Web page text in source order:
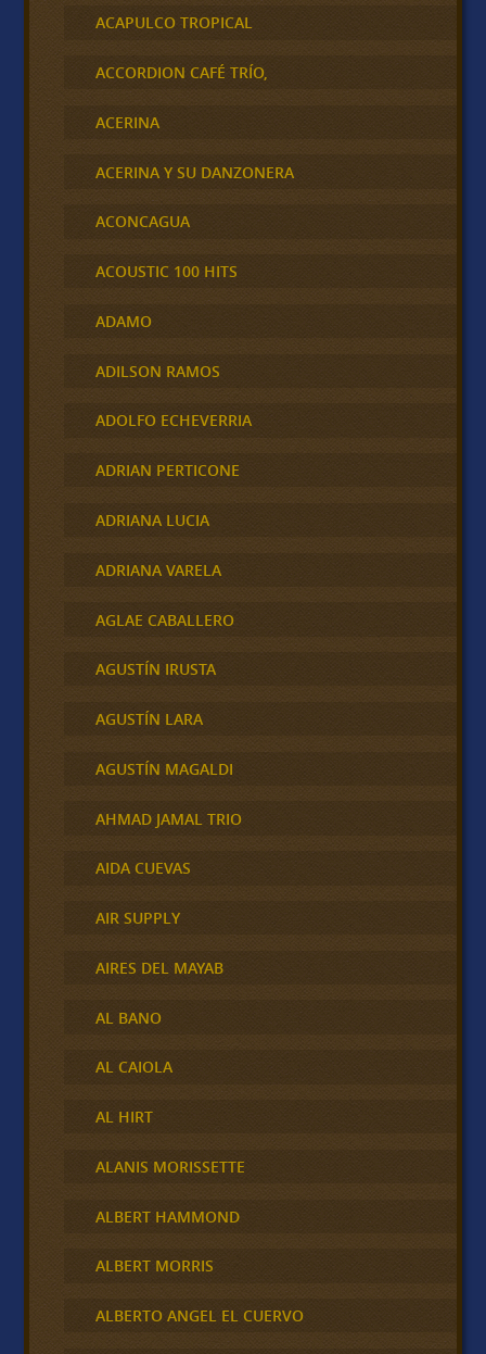
ACAPULCO TROPICAL
ACCORDION CAFÉ TRÍO,
ACERINA
ACERINA Y SU DANZONERA
ACONCAGUA
ACOUSTIC 100 HITS
ADAMO
ADILSON RAMOS
ADOLFO ECHEVERRIA
ADRIAN PERTICONE
ADRIANA LUCIA
ADRIANA VARELA
AGLAE CABALLERO
AGUSTÍN IRUSTA
AGUSTÍN LARA
AGUSTÍN MAGALDI
AHMAD JAMAL TRIO
AIDA CUEVAS
AIR SUPPLY
AIRES DEL MAYAB
AL BANO
AL CAIOLA
AL HIRT
ALANIS MORISSETTE
ALBERT HAMMOND
ALBERT MORRIS
ALBERTO ANGEL EL CUERVO